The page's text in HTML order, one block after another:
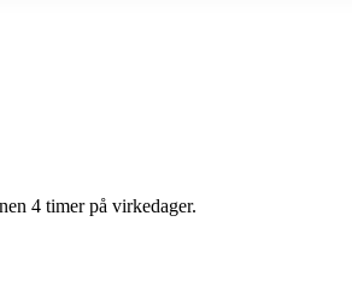
4 timer på virkedager.